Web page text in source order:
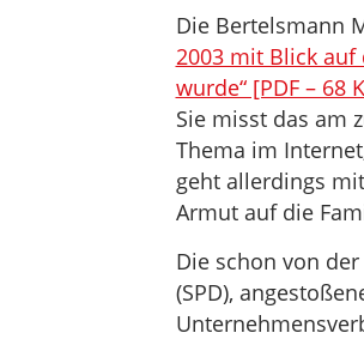
Die Bertelsmann
2003 mit Blick
wurde“ [PDF – 68
Sie misst das am
Thema im
geht allerdings
Armut auf die
Die schon von
(SPD),